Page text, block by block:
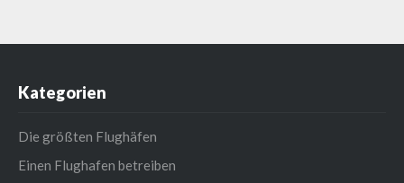
Kategorien
Die größten Flughäfen
Einen Flughafen betreiben